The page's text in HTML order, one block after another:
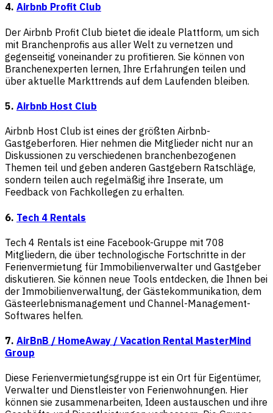
4. Airbnb Profit Club
Der Airbnb Profit Club bietet die ideale Plattform, um sich
mit Branchenprofis aus aller Welt zu vernetzen und
gegenseitig voneinander zu profitieren. Sie können von
Branchenexperten lernen, Ihre Erfahrungen teilen und
über aktuelle Markttrends auf dem Laufenden bleiben.
5. Airbnb Host Club
Airbnb Host Club ist eines der größten Airbnb-
Gastgeberforen. Hier nehmen die Mitglieder nicht nur an
Diskussionen zu verschiedenen branchenbezogenen
Themen teil und geben anderen Gastgebern Ratschläge,
sondern teilen auch regelmäßig ihre Inserate, um
Feedback von Fachkollegen zu erhalten.
6. Tech 4 Rentals
Tech 4 Rentals ist eine Facebook-Gruppe mit 708
Mitgliedern, die über technologische Fortschritte in der
Ferienvermietung für Immobilienverwalter und Gastgeber
diskutieren. Sie können neue Tools entdecken, die Ihnen bei
der Immobilienverwaltung, der Gästekommunikation, dem
Gästeerlebnismanagement und Channel-Management-
Softwares helfen.
7. AirBnB / HomeAway / Vacation Rental MasterMind
Group
Diese Ferienvermietungsgruppe ist ein Ort für Eigentümer,
Verwalter und Dienstleister von Ferienwohnungen. Hier
können sie zusammenarbeiten, Ideen austauschen und ihre